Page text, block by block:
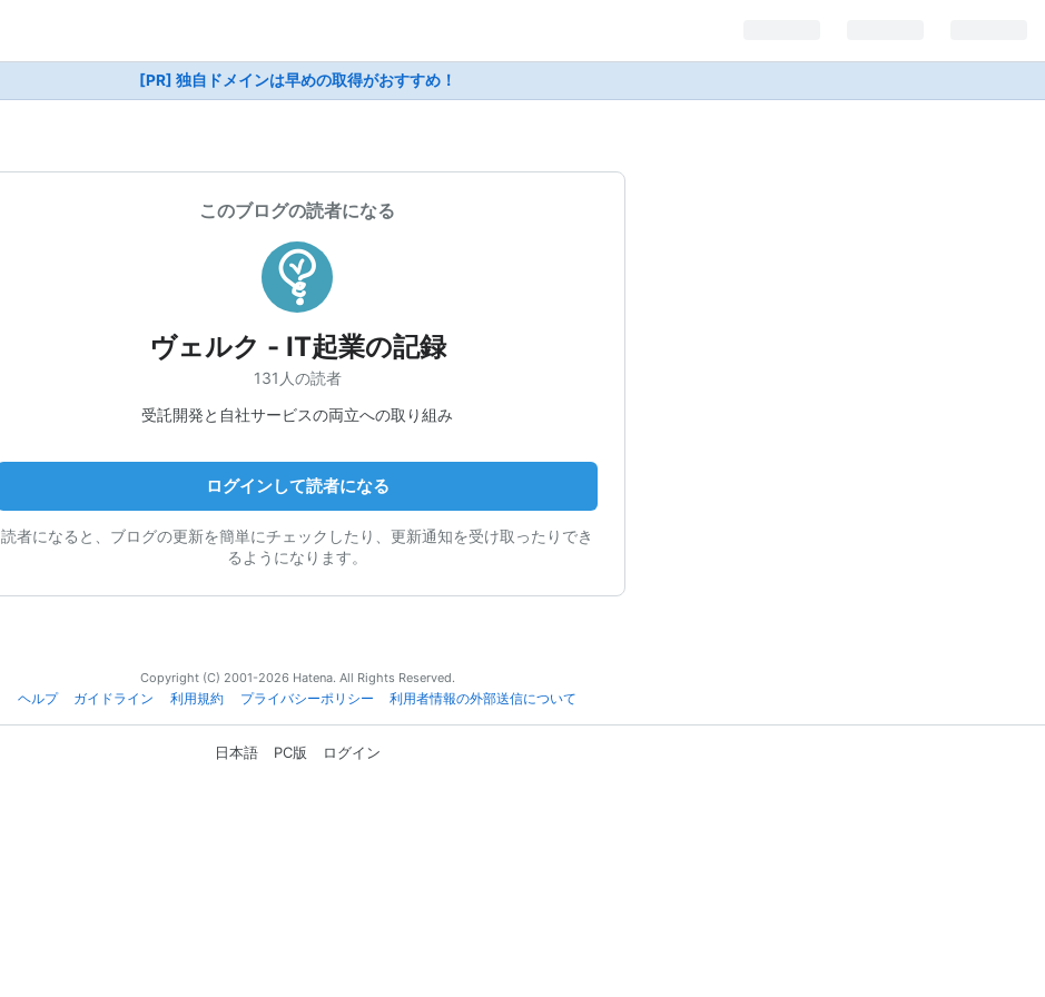
[PR] 独自ドメインは早めの取得がおすすめ！
このブログの読者になる
ヴェルク - IT起業の記録
131人の読者
受託開発と自社サービスの両立への取り組み
ログインして読者になる
読者になると、ブログの更新を簡単にチェックしたり、更新通知を受け取ったりでき
るようになります。
Copyright (C) 2001-2026 Hatena. All Rights Reserved.
ヘルプ
ガイドライン 利用規約 プライバシーポリシー 利用者情報の外部送信について
日本語 PC版 ログイン